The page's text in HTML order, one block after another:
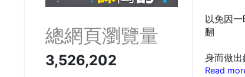
以免因
翻
身而做出
Read
總網頁瀏覽量
3,526,202